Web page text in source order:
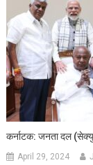
कर्नाटक: जनता दल
April 29, 2024